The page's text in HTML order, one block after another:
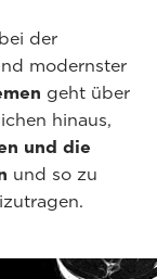
der
modernster
geht über
hinaus,
und die
und so zu